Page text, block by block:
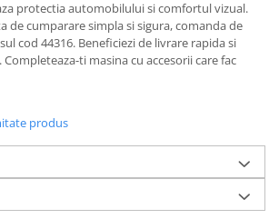
protectia automobilului si comfortul vizual.
de cumparare simpla si sigura, comanda de
cod 44316. Beneficiezi de livrare rapida si
ti masina cu accesorii care fac
produs